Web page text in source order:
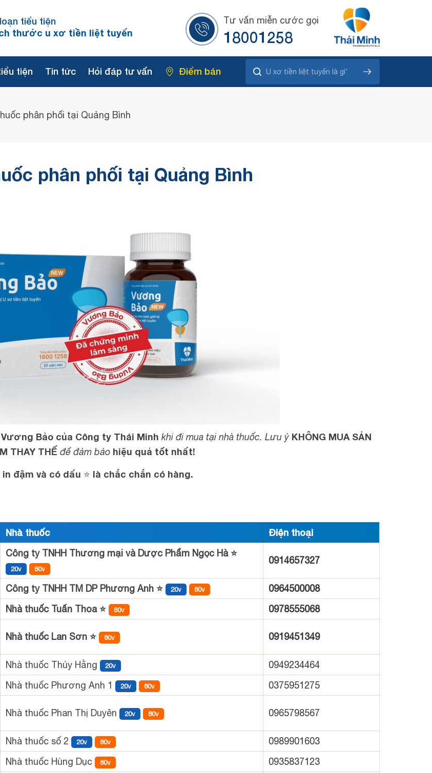
tiểu tiện
thước u xơ tiền liệt tuyến
Tư vấn miễn cước gọi
18001258
tiện Tin tức Hỏi đáp tư vấn Điểm bán
phân phối tại Quảng Bình
phân phối tại Quảng Bình
Vương Bảo của Công ty Thái Minh khi đi mua tại nhà thuốc. Lưu ý KHÔNG MUA SẢN
THAY THẾ để đảm bảo hiệu quả tốt nhất!
in đậm và có dấu ⭐ là chắc chắn có hàng.
Nhà thuốc Điện thoại
Công ty TNHH Thương mại và Dược Phẩm Ngọc Hà ⭐
20v 80v
0914657327
Công ty TNHH TM DP Phương Anh ⭐ 20v 80v
0964500008
Nhà thuốc Tuấn Thoa ⭐ 80v
0978555068
Nhà thuốc Lan Sơn ⭐ 80v 0919451349
Nhà thuốc Thúy Hằng 20v
0949234464
Nhà thuốc Phương Anh 1 20v 80v
0375951275
Nhà thuốc Phan Thị Duyên 20v 80v 0965798567
Nhà thuốc số 2 20v 80v
0989901603
Nhà thuốc Hùng Dục 80v
0935837123